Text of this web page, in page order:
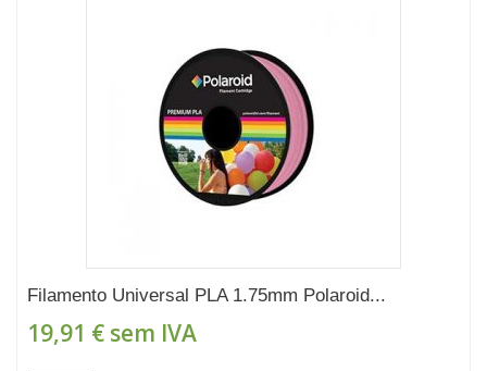
Filamento Universal PLA 1.75mm Polaroid...
19,91 € sem IVA